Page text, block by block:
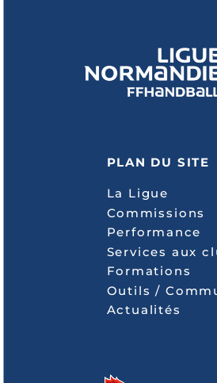
PLAN DU SITE
La Ligue
Commissions
Performance
Services aux
Formations
Outils /
Actualités